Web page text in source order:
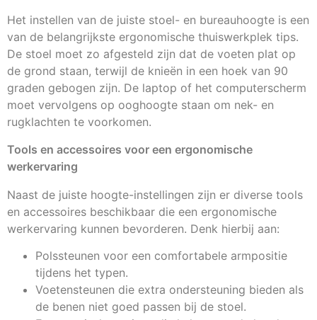
Het instellen van de juiste stoel- en bureauhoogte is een
van de belangrijkste ergonomische thuiswerkplek tips.
De stoel moet zo afgesteld zijn dat de voeten plat op
de grond staan, terwijl de knieën in een hoek van 90
graden gebogen zijn. De laptop of het computerscherm
moet vervolgens op ooghoogte staan om nek- en
rugklachten te voorkomen.
Tools en accessoires voor een ergonomische
werkervaring
Naast de juiste hoogte-instellingen zijn er diverse tools
en accessoires beschikbaar die een ergonomische
werkervaring kunnen bevorderen. Denk hierbij aan:
Polssteunen voor een comfortabele armpositie
tijdens het typen.
Voetensteunen die extra ondersteuning bieden als
de benen niet goed passen bij de stoel.